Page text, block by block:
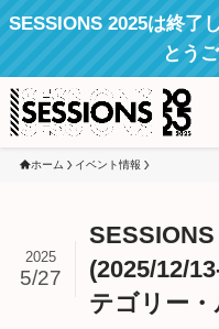
SESSIONS 2025は終了
とう
ホーム イベント情報
SESSIONS
(2025/12/
テゴリー・
2025
5/27